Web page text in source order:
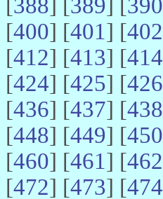
[388] [389] [390
[400] [401] [402
[412] [413] [414
[424] [425] [426
[436] [437] [438
[448] [449] [450
[460] [461] [462
[472] [473] [474